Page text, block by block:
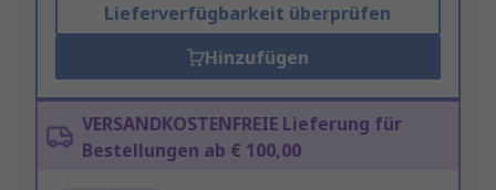
Lieferverfügbarkeit überprüfen
Hinzufügen
VERSANDKOSTENFREIE Lieferung für
Bestellungen ab € 100,00